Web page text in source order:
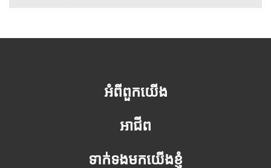
អំពីពួកយើង
អាជីព
ទាក់ទងមកយើងខ្ញុំ